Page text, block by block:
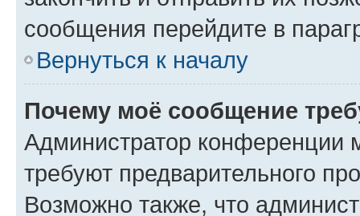
сообщения перейдите в
Вернуться к началу
Почему моё сообщение
Администратор конференции
требуют предварительного
Возможно также, что